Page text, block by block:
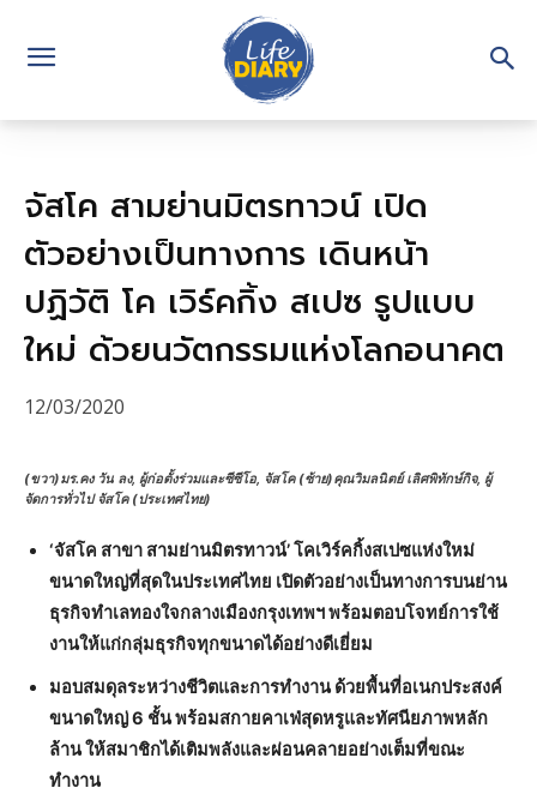
จัสโค สามย่านมิตรทาวน์ เปิด
ตัวอย่างเป็นทางการ เดินหน้า
ปฏิวัติ โค เวิร์คกิ้ง สเปซ รูปแบบ
ใหม่ ด้วยนวัตกรรมแห่งโลกอนาคต
12/03/2020
(ขวา)มร.คง วัน ลง, ผู้ก่อตั้งร่วมและซีซีโอ, จัสโค (ซ้าย)คุณวิมลนิตย์ เลิศพิทักษ์กิจ, ผู้
จัดการทั่วไป จัสโค (ประเทศไทย)
‘จัสโค สาขา สามย่านมิตรทาวน์’ โคเวิร์คกิ้งสเปซแห่งใหม่
ขนาดใหญ่ที่สุดในประเทศไทย เปิดตัวอย่างเป็นทางการบนย่าน
ธุรกิจทำเลทองใจกลางเมืองกรุงเทพฯ พร้อมตอบโจทย์การใช้
งานให้แก่กลุ่มธุรกิจทุกขนาดได้อย่างดีเยี่ยม
มอบสมดุลระหว่างชีวิตและการทำงาน ด้วยพื้นที่อเนกประสงค์
ขนาดใหญ่ 6 ชั้น พร้อมสกายคาเฟ่สุดหรูและทัศนียภาพหลัก
ล้าน ให้สมาชิกได้เติมพลังและผ่อนคลายอย่างเต็มที่ขณะ
ทำงาน